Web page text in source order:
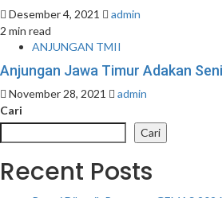
Desember 4, 2021
admin
2 min read
ANJUNGAN TMII
Anjungan Jawa Timur Adakan
November 28, 2021
admin
Cari
Cari
Recent Posts